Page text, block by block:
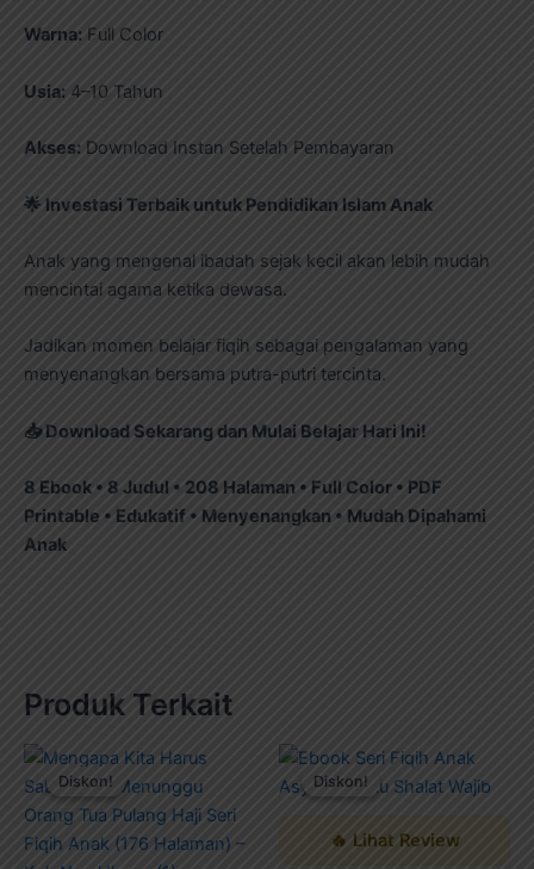
Warna: Full Color
Usia: 4–10 Tahun
Akses: Download Instan Setelah Pembayaran
🌟 Investasi Terbaik untuk Pendidikan Islam Anak
Anak yang mengenal ibadah sejak kecil akan lebih mudah
mencintai agama ketika dewasa.
Jadikan momen belajar fiqih sebagai pengalaman yang
menyenangkan bersama putra-putri tercinta.
📥Download Sekarang dan Mulai Belajar Hari Ini!
8 Ebook • 8 Judul • 208 Halaman • Full Color • PDF
Printable • Edukatif • Menyenangkan • Mudah Dipahami
Anak
Produk Terkait
Diskon!
Diskon!
Harga
aslinya
adalah:
Rp199.000.
Harga
ini
adalah:
Rp99.000.
Diskon!
🔥 Lihat Review
Diskon!
Harga
aslinya
adalah:
Rp199.000.
Harga
ini
adalah:
Rp99.000.